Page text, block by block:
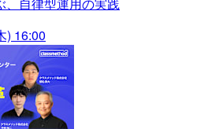
、自律型運用の実践
) 16:00